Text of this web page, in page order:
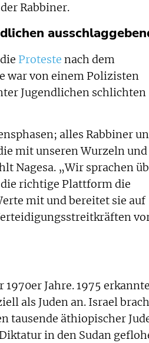
Rabbiner.
Proteste nach dem
war von einem Polizisten
Jugendlichen schlichten
alles Rabbiner
mit unseren Wurzeln und
Nagesa. „Wir sprachen
richtige Plattform die
mit und bereitet sie auf
Jahre. 1975
als Juden an. Israel
tausende äthiopischer
in den Sudan